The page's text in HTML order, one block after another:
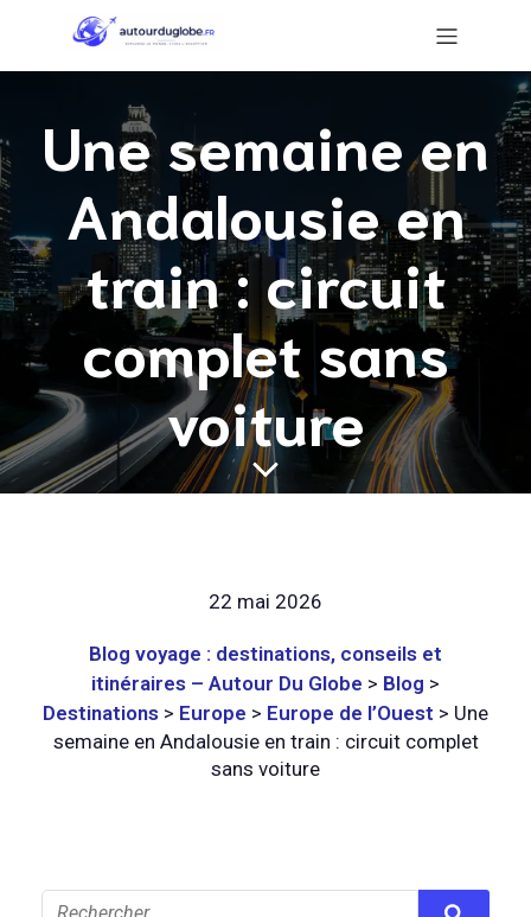
Une semaine en
Andalousie en
train : circuit
complet sans
voiture
22 mai 2026
Blog voyage : destinations, conseils et
itinéraires – Autour Du Globe > Blog >
Destinations > Europe > Europe de l’Ouest > Une
semaine en Andalousie en train : circuit complet
sans voiture